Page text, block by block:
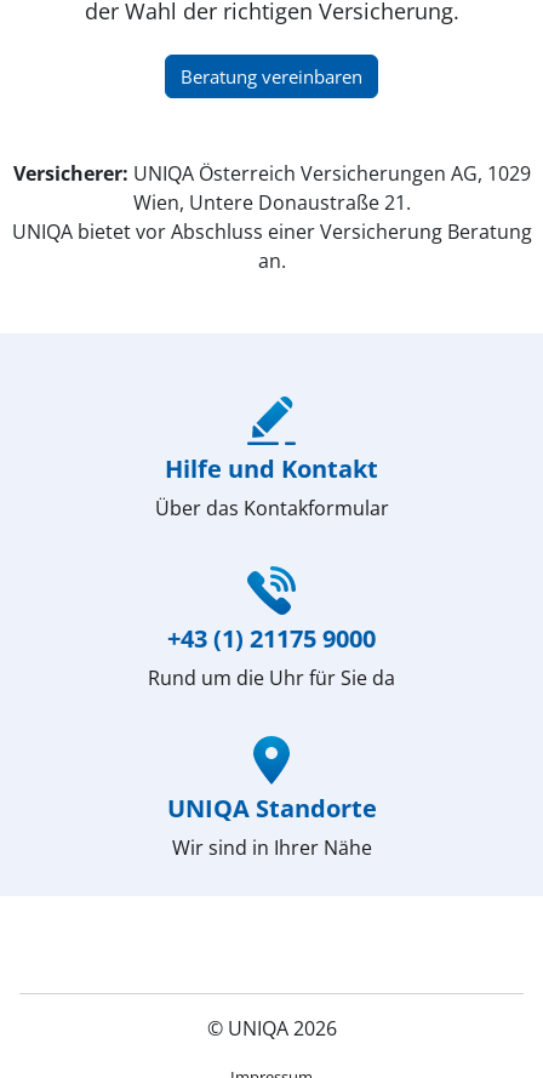
der Wahl der richtigen Versicherung.
Beratung vereinbaren
(öffnet in neuem Fenster)
Versicherer: UNIQA Österreich Versicherungen AG, 1029
Wien, Untere Donaustraße 21.
UNIQA bietet vor Abschluss einer Versicherung Beratung
an.
Hilfe und Kontakt
Über das Kontakformular
+43 (1) 21175 9000
Rund um die Uhr für Sie da
UNIQA Standorte
Wir sind in Ihrer Nähe
© UNIQA 2026